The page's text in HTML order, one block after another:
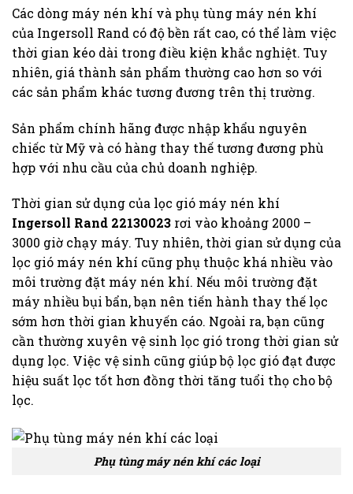
Các dòng máy nén khí và phụ tùng máy nén khí
của Ingersoll Rand có độ bền rất cao, có thể làm việc
thời gian kéo dài trong điều kiện khắc nghiệt. Tuy
nhiên, giá thành sản phẩm thường cao hơn so với
các sản phẩm khác tương đương trên thị trường.
Sản phẩm chính hãng được nhập khẩu nguyên
chiếc từ Mỹ và có hàng thay thế tương đương phù
hợp với nhu cầu của chủ doanh nghiệp.
Thời gian sử dụng của lọc gió máy nén khí
Ingersoll Rand 22130023 rơi vào khoảng 2000 –
3000 giờ chạy máy. Tuy nhiên, thời gian sử dụng của
lọc gió máy nén khí cũng phụ thuộc khá nhiều vào
môi trường đặt máy nén khí. Nếu môi trường đặt
máy nhiều bụi bẩn, bạn nên tiến hành thay thế lọc
sớm hơn thời gian khuyến cáo. Ngoài ra, bạn cũng
cần thường xuyên vệ sinh lọc gió trong thời gian sử
dụng lọc. Việc vệ sinh cũng giúp bộ lọc gió đạt được
hiệu suất lọc tốt hơn đồng thời tăng tuổi thọ cho bộ
lọc.
Phụ tùng máy nén khí các loại